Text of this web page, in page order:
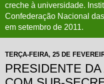
creche à universidade.
Confederação Nacional
em setembro de 2011.
TERÇA-FEIRA, 25 DE
PRESIDENTE